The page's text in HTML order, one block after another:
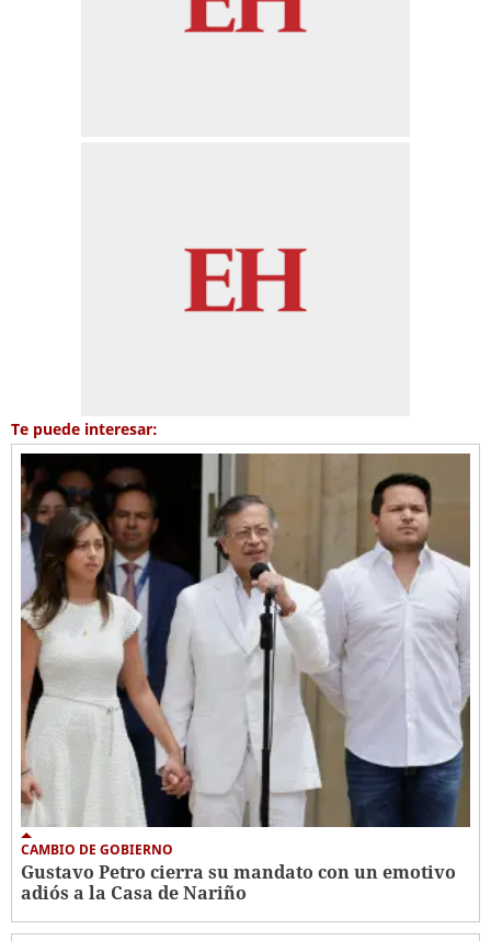
Te puede interesar:
CAMBIO DE GOBIERNO
Gustavo Petro cierra su mandato con un emotivo
adiós a la Casa de Nariño